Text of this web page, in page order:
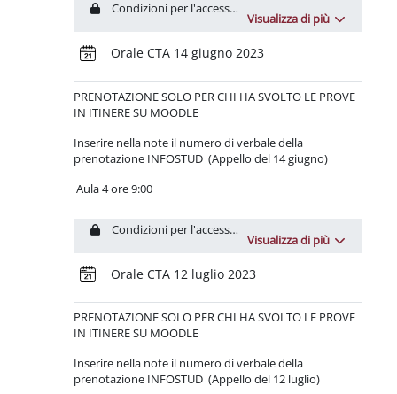
Visualizza di più
Condizioni per l'accesso: L'attività
Orale CTA 14 giugno 2023
PRENOTAZIONESOLO PER CHI HA SVOLTO LE PROVE
IN ITINERE SU MOODLE
Inserire nella note il numero di verbale della
prenotazione INFOSTUD (Appello del 14 giugno)
Aula 4 ore 9:00
Visualizza di più
Condizioni per l'accesso: L'attività
Orale CTA 12 luglio 2023
PRENOTAZIONESOLO PER CHI HA SVOLTO LE PROVE
IN ITINERE SU MOODLE
Inserire nella note il numero di verbale della
prenotazione INFOSTUD (Appello del 12 luglio)